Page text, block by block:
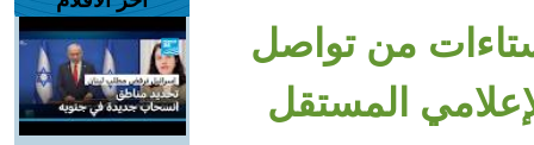
من تواصل
المستقل